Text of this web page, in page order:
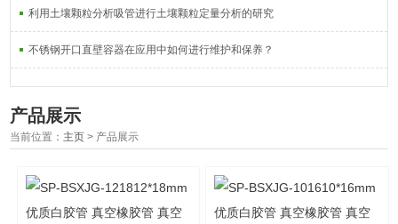
利用土壤颗粒分析吸管进行土壤颗粒定量分析的研究
不锈钢开口直壁容器在应用中如何进行维护和保养？
产品展示
当前位置： 主页 > 产品展示